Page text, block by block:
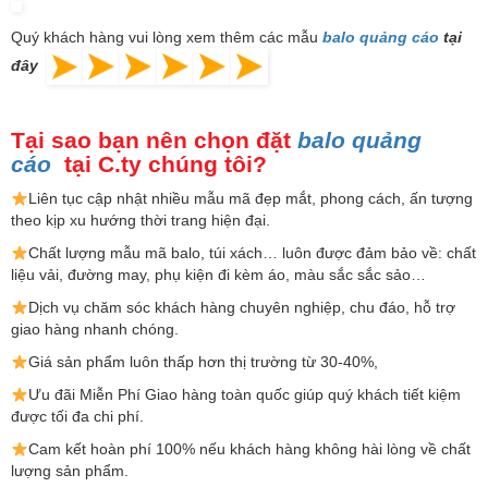
Quý khách hàng vui lòng xem thêm các mẫu balo quảng cáo tại
đây
Tại sao bạn nên chọn đặt balo quảng
cáo tại C.ty chúng tôi?
Liên tục cập nhật nhiều mẫu mã đẹp mắt, phong cách, ấn tượng
theo kịp xu hướng thời trang hiện đại.
Chất lượng mẫu mã balo, túi xách… luôn được đảm bảo về: chất
liệu vải, đường may, phụ kiện đi kèm áo, màu sắc sắc sảo…
Dịch vụ chăm sóc khách hàng chuyên nghiệp, chu đáo, hỗ trợ
giao hàng nhanh chóng.
Giá sản phẩm luôn thấp hơn thị trường từ 30-40%,
Ưu đãi Miễn Phí Giao hàng toàn quốc giúp quý khách tiết kiệm
được tối đa chi phí.
Cam kết hoàn phí 100% nếu khách hàng không hài lòng về chất
lượng sản phẩm.